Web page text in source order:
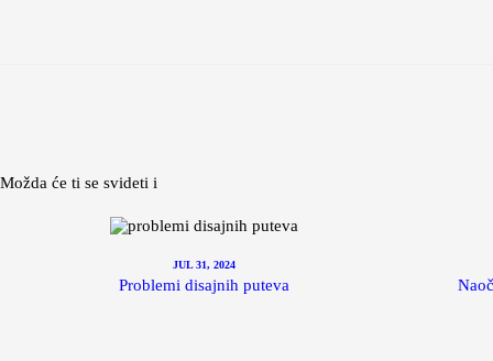
Možda će ti se svideti i
JUL 31, 2024
Problemi disajnih puteva